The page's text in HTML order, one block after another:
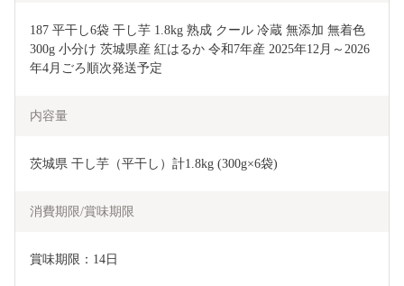
187 平干し6袋 干し芋 1.8kg 熟成 クール 冷蔵 無添加 無着色
300g 小分け 茨城県産 紅はるか 令和7年産 2025年12月～2026
年4月ごろ順次発送予定
内容量
茨城県 干し芋（平干し）計1.8kg (300g×6袋)
消費期限/賞味期限
賞味期限：14日